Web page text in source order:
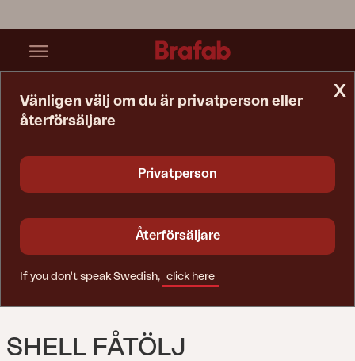
SHELL FÅTÖLJ
x
Vänligen välj om du är privatperson eller
återförsäljare
Privatperson
Återförsäljare
If you don't speak Swedish, click here